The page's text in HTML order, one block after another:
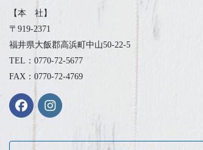
【本 社】
〒919-2371
福井県大飯郡高浜町中山50-22-5
TEL：0770-72-5677
FAX：0770-72-4769